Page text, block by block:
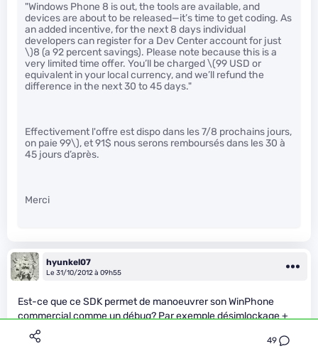
49
"Windows Phone 8 is out, the tools are available, and
devices are about to be released—it’s time to get coding. As
an added incentive, for the next 8 days individual
developers can register for a Dev Center account for just
\)8 (a 92 percent savings). Please note because this is a
very limited time offer. You’ll be charged\(99 USD or
equivalent in your local currency, and we’ll refund the
difference in the next 30 to 45 days."
Effectivement l'offre est dispo dans les 7/8 prochains jours,
on paie 99\), et 91$ nous serons remboursés dans les 30 à
45 jours d’après.
Merci
hyunkel07
Le 31/10/2012 à 09h55
Est-ce que ce SDK permet de manoeuvrer son WinPhone
commercial comme un débug? Par exemple désimlockage +
débrand opérateur pour plus subir leur décision pour les MAJ